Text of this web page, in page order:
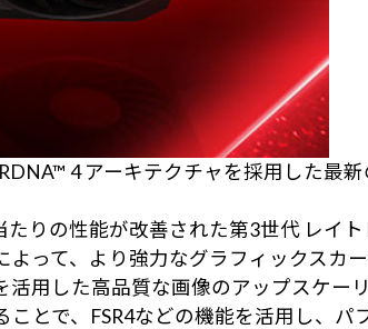
4 アーキテクチャを採用した最新
りの性能が改善された第3世代 レイ
って、より強力なグラフィックスカー
用した高品質な画像のアップスケー
とで、FSR4などの機能を活用し、